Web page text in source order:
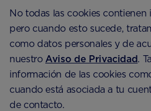
No todas las cookies contienen
pero cuando esto sucede,
como datos personales y de
nuestroAviso de Privacidad.
información de las cookies
cuando está asociada a tu
de contacto.